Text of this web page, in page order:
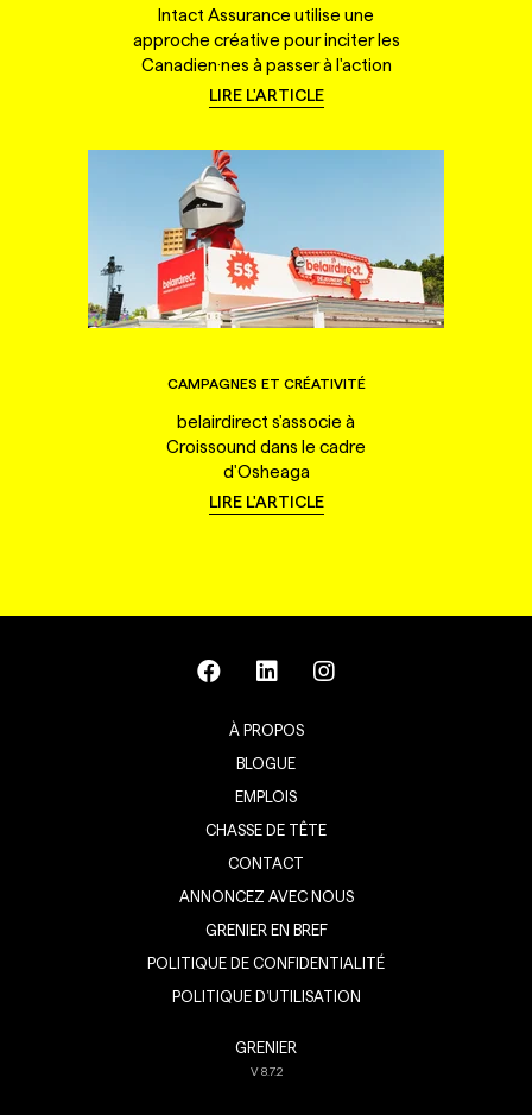
Intact Assurance utilise une
approche créative pour inciter les
Canadien·nes à passer à l'action
LIRE L'ARTICLE
CAMPAGNES ET CRÉATIVITÉ
belairdirect s'associe à
Croissound dans le cadre
d'Osheaga
LIRE L'ARTICLE
À PROPOS
BLOGUE
EMPLOIS
CHASSE DE TÊTE
CONTACT
ANNONCEZ AVEC NOUS
GRENIER EN BREF
POLITIQUE DE CONFIDENTIALITÉ
POLITIQUE D’UTILISATION
GRENIER
V8.7.2